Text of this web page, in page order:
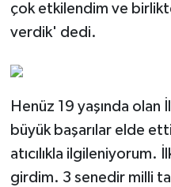
çok etkilendim ve
verdik' dedi.
Henüz 19 yaşında olan
büyük başarılar elde
atıcılıkla ilgileniyorum.
girdim. 3 senedir milli